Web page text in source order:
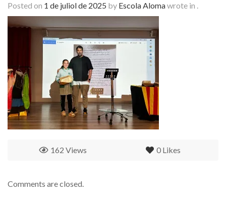
Posted on 1 de juliol de 2025 by Escola Alomawrote in .
0 Likes
162 Views
Comments are closed.